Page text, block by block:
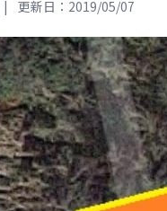
| 更新日：2019/05/07